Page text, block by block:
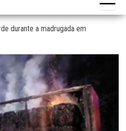
durante a madrugada em